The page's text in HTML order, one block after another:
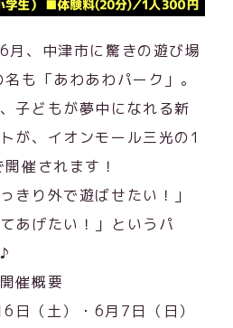
月、中津市に驚きの遊び場
も「あわあわパーク」。
子どもが夢中になれる新
が、イオンモール三光の1
催されます！
きり外で遊ばせたい！」
あげたい！」というパ
催概要
日（土）・6月7日（日）